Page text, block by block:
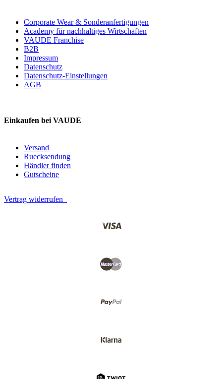
Corporate Wear & Sonderanfertigungen
Academy für nachhaltiges Wirtschaften
VAUDE Franchise
B2B
Impressum
Datenschutz
Datenschutz-Einstellungen
AGB
Einkaufen bei VAUDE
Versand
Ruecksendung
Händler finden
Gutscheine
Vertrag widerrufen